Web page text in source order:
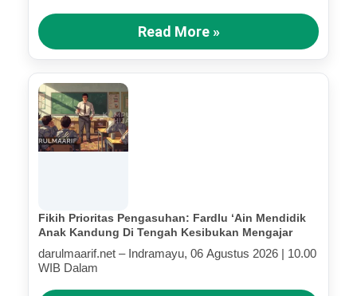
Read More »
Fikih Prioritas Pengasuhan: Fardlu ‘Ain Mendidik
Anak Kandung Di Tengah Kesibukan Mengajar
darulmaarif.net – Indramayu, 06 Agustus 2026 | 10.00
WIB Dalam